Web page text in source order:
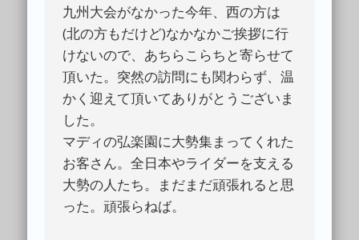
九州大会がなかった今年、西の方は
(北の方もだけど)なかなかご挨拶に行
けないので、あちらこらちと寄らせて
頂いた。突然の訪問にも関わらず、温
かく迎えて頂いてありがとうございま
した。
マディの弘楽園に大勢集まってくれた
お客さん。全日本やライダーを支える
大勢の人たち。まだまだ頑張れると思
った。頑張らねば。